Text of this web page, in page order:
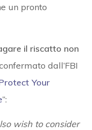
un pronto
il riscatto non
dall’FBI
Your
”:
wish to consider